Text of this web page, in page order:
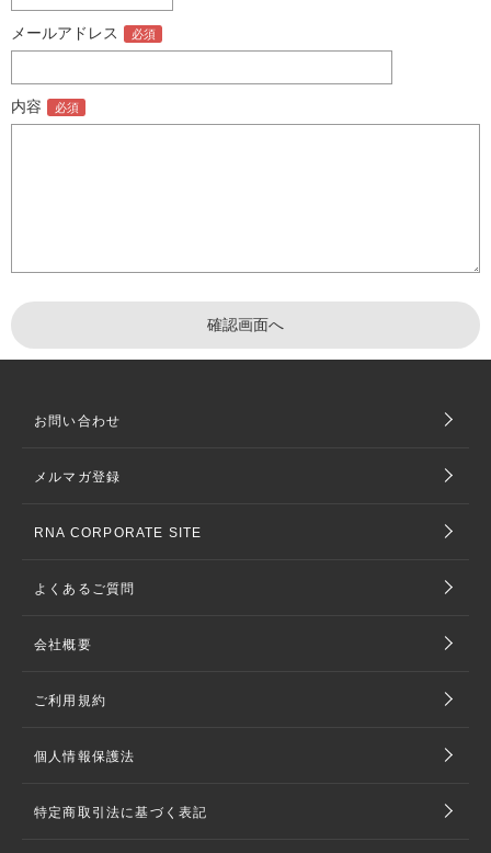
メールアドレス
内容
お問い合わせ
メルマガ登録
RNA CORPORATE SITE
よくあるご質問
会社概要
ご利用規約
個人情報保護法
特定商取引法に基づく表記